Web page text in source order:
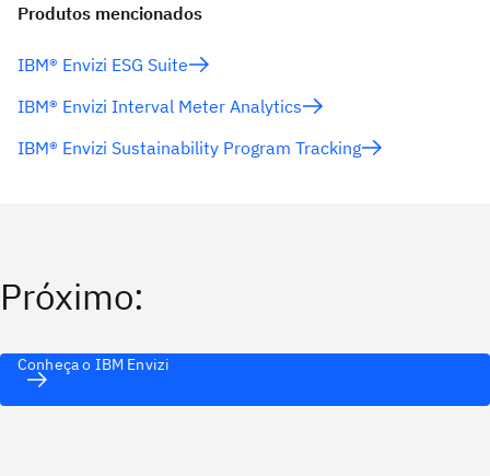
Produtos mencionados
IBM® Envizi ESG Suite
IBM® Envizi Interval Meter Analytics
IBM® Envizi Sustainability Program Tracking
Próximo:
Conheça o IBM Envizi